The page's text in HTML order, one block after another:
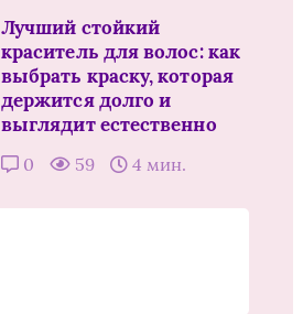
Лучший стойкий
краситель для волос: как
выбрать краску, которая
держится долго и
выглядит естественно
0 59 4 мин.